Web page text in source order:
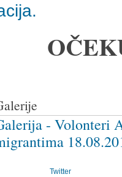
- Volonteri
Twitter